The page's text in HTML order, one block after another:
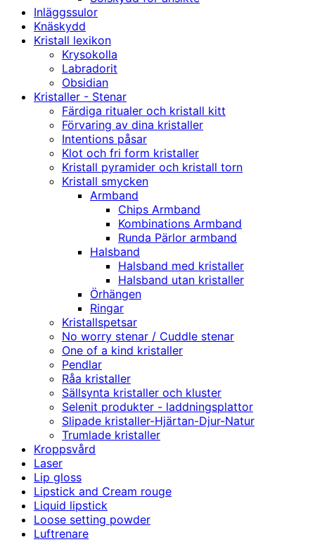
Inläggssulor
Knäskydd
Kristall lexikon
Krysokolla
Labradorit
Obsidian
Kristaller - Stenar
Färdiga ritualer och kristall kitt
Förvaring av dina kristaller
Intentions påsar
Klot och fri form kristaller
Kristall pyramider och kristall torn
Kristall smycken
Armband
Chips Armband
Kombinations Armband
Runda Pärlor armband
Halsband
Halsband med kristaller
Halsband utan kristaller
Örhängen
Ringar
Kristallspetsar
No worry stenar / Cuddle stenar
One of a kind kristaller
Pendlar
Råa kristaller
Sällsynta kristaller och kluster
Selenit produkter - laddningsplattor
Slipade kristaller-Hjärtan-Djur-Natur
Trumlade kristaller
Kroppsvård
Laser
Lip gloss
Lipstick and Cream rouge
Liquid lipstick
Loose setting powder
Luftrenare